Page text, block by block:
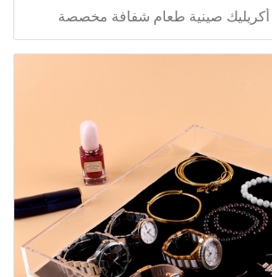
أكريليك صينية طعام شفافة مخصصة